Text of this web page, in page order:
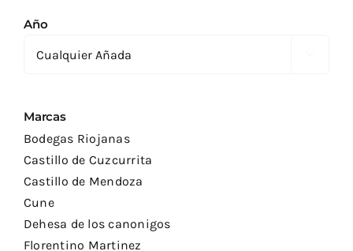
Año
Marcas
Bodegas Riojanas
Castillo de Cuzcurrita
Castillo de Mendoza
Cune
Dehesa de los canonigos
Florentino Martinez